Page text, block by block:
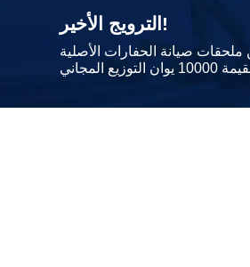
الترويج الأخير!
صيانة الحفارات الأصلية